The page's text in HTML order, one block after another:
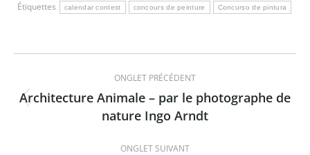
Étiquettes
calendar contest concours de peinture Concurso de pintura
Navigation
de
commentaire
ONGLET PRÉCÉDENT
Onglet
précédent
Architecture Animale – par le photographe de
nature Ingo Arndt
ONGLET SUIVANT